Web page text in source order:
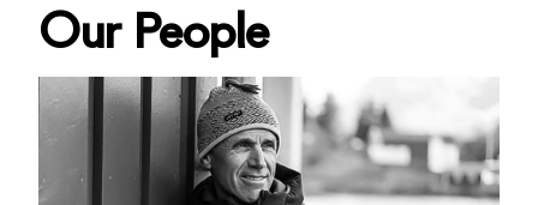
Our People